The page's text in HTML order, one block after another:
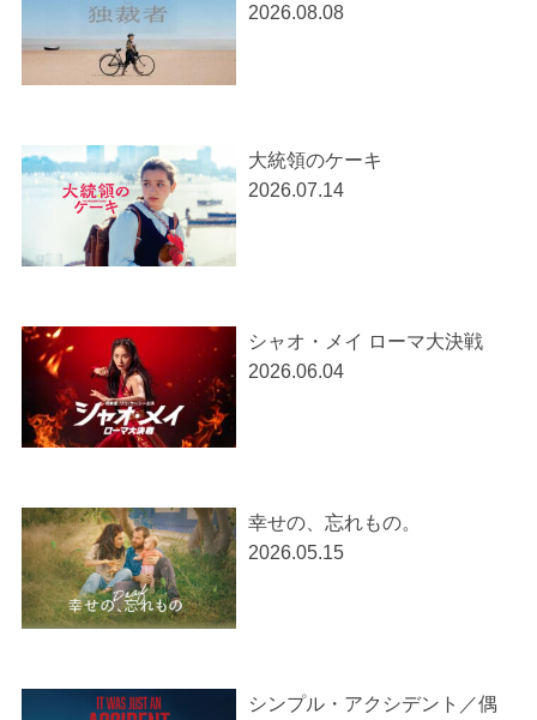
2026.08.08
大統領のケーキ
2026.07.14
シャオ・メイ ローマ大決戦
2026.06.04
幸せの、忘れもの。
2026.05.15
シンプル・アクシデント／偶